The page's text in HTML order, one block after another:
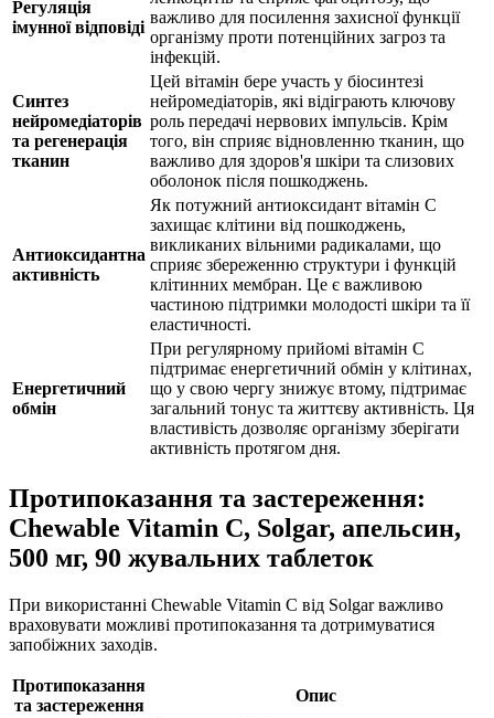
Регуляція
імунної відповіді
важливо для посилення захисної функції
організму проти потенційних загроз та
інфекцій.
Синтез
нейромедіаторів
та регенерація
тканин
Цей вітамін бере участь у біосинтезі
нейромедіаторів, які відіграють ключову
роль передачі нервових імпульсів. Крім
того, він сприяє відновленню тканин, що
важливо для здоров'я шкіри та слизових
оболонок після пошкоджень.
Антиоксидантна
активність
Як потужний антиоксидант вітамін C
захищає клітини від пошкоджень,
викликаних вільними радикалами, що
сприяє збереженню структури і функцій
клітинних мембран. Це є важливою
частиною підтримки молодості шкіри та її
еластичності.
Енергетичний
обмін
При регулярному прийомі вітамін C
підтримає енергетичний обмін у клітинах,
що у свою чергу знижує втому, підтримає
загальний тонус та життєву активність. Ця
властивість дозволяє організму зберігати
активність протягом дня.
Протипоказання та застереження:
Chewable Vitamin C, Solgar, апельсин,
500 мг, 90 жувальних таблеток
При використанні Chewable Vitamin C від Solgar важливо
враховувати можливі протипоказання та дотримуватися
запобіжних заходів.
Протипоказання
та застереження
Опис